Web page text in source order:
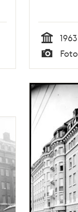
Tid
1963
Typ
Foto